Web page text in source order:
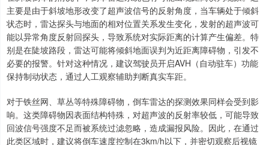
主要是由于斜坡地形改变了超声波信号的反射角度，当车辆处于倾斜
状态时，雷达探头与地面的相对位置关系发生变化，发射的超声波可
能以异常角度反射回探头，导致系统对实际距离的计算产生偏差。特
别是在陡坡路段，雷达可能将倾斜地面误判为近距离障碍物，引发不
必要的报警。针对这种情况，建议驾驶员开启AVH（自动驻车）功能
保持制动状态，通过人工观察辅助判断真实车距。
对于铁丝网、草丛等特殊障碍物，倒车雷达的探测效果同样会受到影
响。这类障碍物因表面结构特殊，对超声波的反射率较低，可能导致
回波信号强度不足而被系统过滤忽略，造成漏报风险。因此，在通过
此类区域时，建议将倒车速度控制在3km/h以下，并密切观察后视镜